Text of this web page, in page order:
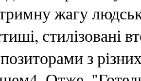
жагу
стилізовані
з